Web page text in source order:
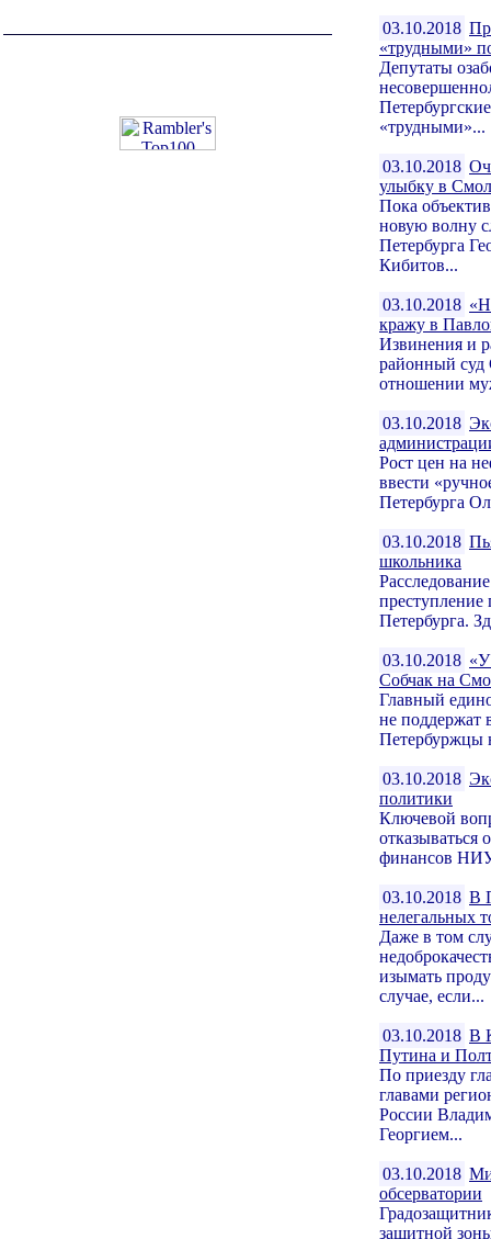
03.10.2018
«трудными»
Депутаты
«трудными»...
03.10.2018
улыбку в
Пока
новую волну
Петербурга
Кибитов...
03.10.2018
кражу в
Извинения и
районный суд
отношении
03.10.2018
Рост цен на
ввести
Петербурга
03.10.2018
школьника
Петербурга.
03.10.2018
Собчак на
Главный
не поддержат
Петербуржцы
03.10.2018
политики
Ключевой
отказываться
финансов
03.10.2018 В
нелегальных
Даже в том
изымать
случае, если...
03.10.2018 В
Путина и
По приезду
главами
России
Георгием...
03.10.2018
обсерватории
защитной